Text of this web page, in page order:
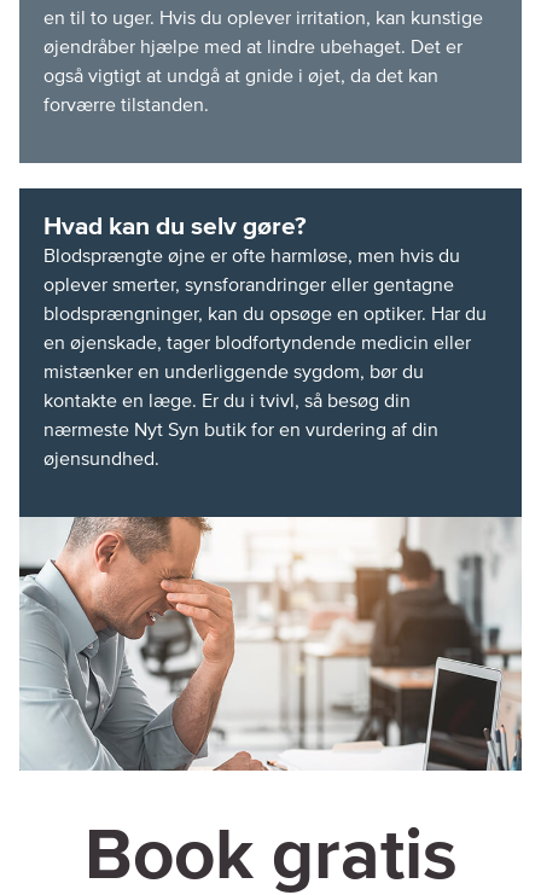
en til to uger. Hvis du oplever irritation, kan kunstige
øjendråber hjælpe med at lindre ubehaget. Det er
også vigtigt at undgå at gnide i øjet, da det kan
Hvad kan du selv gøre?
Blodsprængte øjne er ofte harmløse, men hvis du
oplever smerter, synsforandringer eller gentagne
blodsprængninger, kan du opsøge en optiker. Har du
en øjenskade, tager blodfortyndende medicin eller
mistænker en underliggende sygdom, bør du
kontakte en læge. Er du i tvivl, så besøg din
nærmeste Nyt Syn butik for en vurdering af din
øjensundhed.
Book gratis